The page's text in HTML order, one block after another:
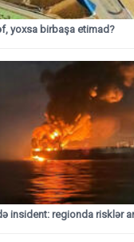
yoxsa birbaşa etimad?
insident: regionda risklər